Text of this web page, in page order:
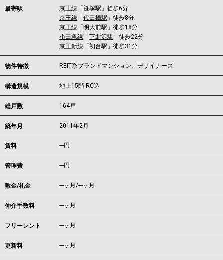
最寄駅 京王線 「笹塚駅 」徒歩6分
京王線 「代田橋駅 」徒歩8分
京王線 「明大前駅 」徒歩18分
小田急線 「下北沢駅 」徒歩22分
京王新線 「初台駅 」徒歩31分
物件特徴 REIT系ブランドマンション、デザイナーズ
構造規模 地上15階 RC造
総戸数 164戸
築年月 2011年2月
賃料 ---円
管理費 ---円
敷金/礼金 ---ヶ月/---ヶ月
仲介手数料 ---ヶ月
フリーレント ---ヶ月
更新料 ---ヶ月